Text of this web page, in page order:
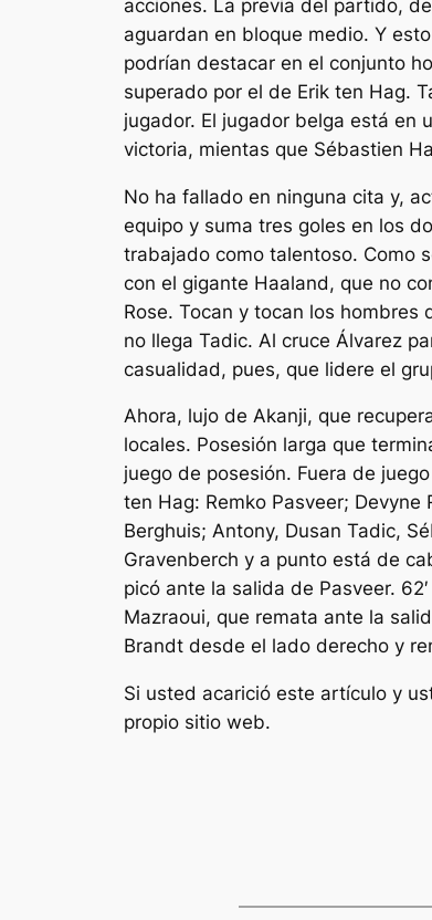
acciones. La previa del partido,
aguardan en bloque medio. Y
podrían destacar en el conjunto
superado por el de Erik ten Hag.
jugador. El jugador belga está en
victoria, mientas que Sébastien
No ha fallado en ninguna cita y,
equipo y suma tres goles en los
trabajado como talentoso. Como
con el gigante Haaland, que no
Rose. Tocan y tocan los hombres
no llega Tadic. Al cruce Álvarez
casualidad, pues, que lidere el
Ahora, lujo de Akanji, que
locales. Posesión larga que
juego de posesión. Fuera de
ten Hag: Remko Pasveer;
Berghuis; Antony, Dusan Tadic,
Gravenberch y a punto está de
picó ante la salida de Pasveer.
Mazraoui, que remata ante la
Brandt desde el lado derecho y
Si usted acarició este artículo y
propio sitio web.